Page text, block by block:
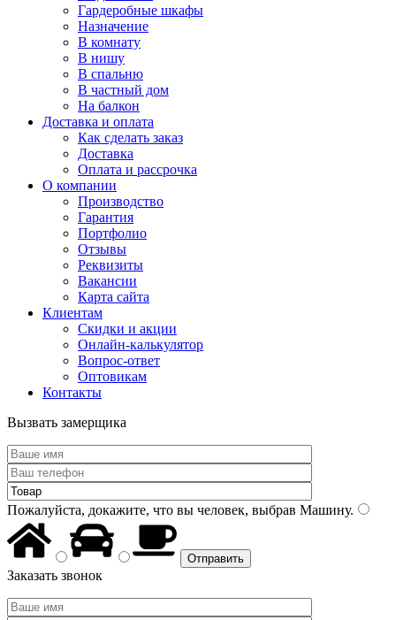
Гардеробные шкафы
Назначение
В комнату
В нишу
В спальню
В частный дом
На балкон
Доставка и оплата
Как сделать заказ
Доставка
Оплата и рассрочка
О компании
Производство
Гарантия
Портфолио
Отзывы
Реквизиты
Вакансии
Карта сайта
Клиентам
Скидки и акции
Онлайн-калькулятор
Вопрос-ответ
Оптовикам
Контакты
Вызвать замерщика
Пожалуйста, докажите, что вы человек, выбрав Машину.
Заказать звонок